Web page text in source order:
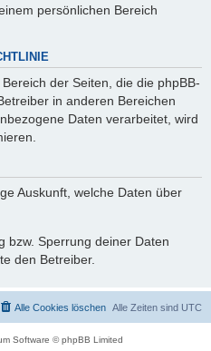
persönlichen Bereich
der Seiten, die die phpBB-
in anderen Bereichen
Daten verarbeitet, wird
Auskunft, welche Daten über
bzw. Sperrung deiner Daten
den Betreiber.
Alle Zeiten sind UTC
Alle Cookies löschen
Software © phpBB Limited